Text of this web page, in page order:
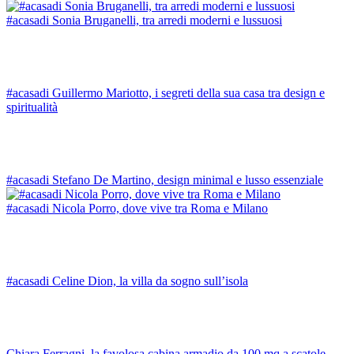
#acasadi Sonia Bruganelli, tra arredi moderni e lussuosi
#acasadi Guillermo Mariotto, i segreti della sua casa tra design e
spiritualità
#acasadi Stefano De Martino, design minimal e lusso essenziale
#acasadi Nicola Porro, dove vive tra Roma e Milano
#acasadi Celine Dion, la villa da sogno sull’isola